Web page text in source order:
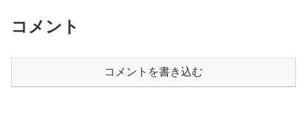
コメント
コメントを書き込む